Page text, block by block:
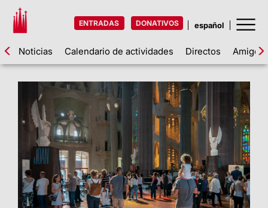
ENTRADAS DONATIVOS
Noticias Calendario de actividades Directos Amigos